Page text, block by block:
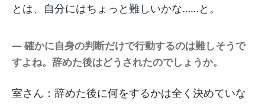
とは、自分にはちょっと難しいかな……と。
― 確かに自身の判断だけで行動するのは難しそうで
すよね。辞めた後はどうされたのでしょうか。
室さん：辞めた後に何をするかは全く決めていな